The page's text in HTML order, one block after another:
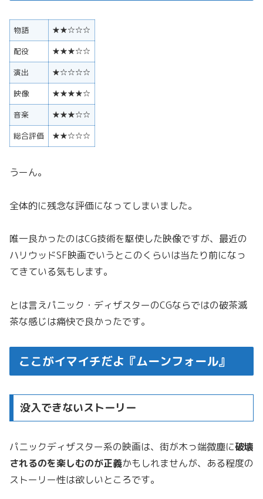
物語
★★☆☆☆
配役
★★★☆☆
演出
★☆☆☆☆
映像
★★★★☆
音楽
★★★☆☆
総合評価
★★☆☆☆
うーん。
全体的に残念な評価になってしまいました。
唯一良かったのはCG技術を駆使した映像ですが、最近の
ハリウッドSF映画でいうとこのくらいは当たり前になっ
てきている気もします。
とは言えパニック・ディザスターのCGならではの破茶滅
茶な感じは痛快で良かったです。
ここがイマイチだよ『ムーンフォール』
没入できないストーリー
パニックディザスター系の映画は、街が木っ端微塵に破壊
されるのを楽しむのが正義かもしれませんが、ある程度の
ストーリー性は欲しいところです。